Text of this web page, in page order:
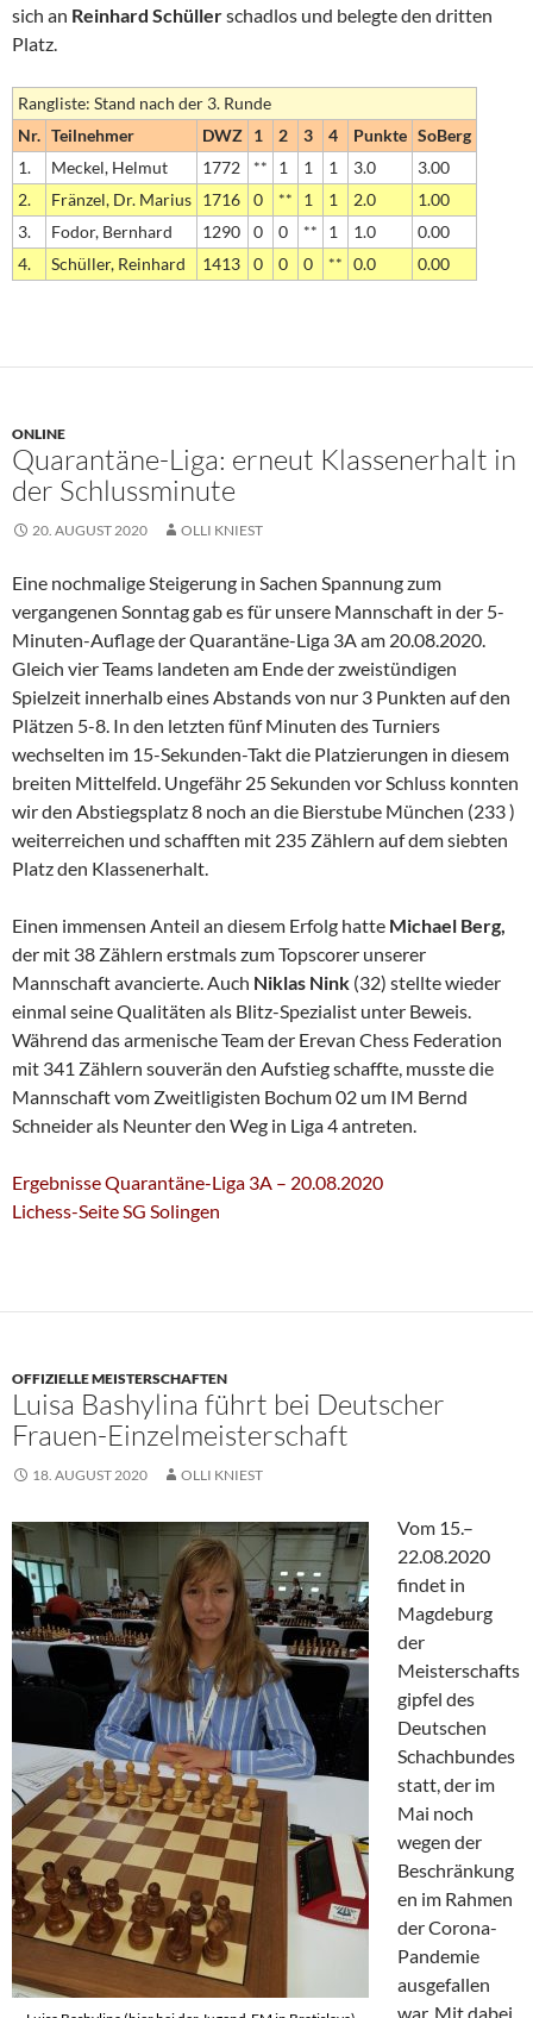
sich an Reinhard Schüllerschadlos und belegte den dritten
Platz.
Rangliste: Stand nach der 3. Runde
Nr. Teilnehmer DWZ 1 2 3 4 Punkte SoBerg
1.
Meckel, Helmut 1772 ** 1 1 1 3.0
3.00
2.
Fränzel, Dr. Marius 1716 0 ** 1 1 2.0
1.00
3.
Fodor, Bernhard 1290 0 0 ** 1 1.0
0.00
4.
Schüller, Reinhard 1413 0 0 0 ** 0.0 0.00
ONLINE
Quarantäne-Liga: erneut Klassenerhalt in
der Schlussminute
20. AUGUST 2020 OLLI KNIEST
Eine nochmalige Steigerung in Sachen Spannung zum
vergangenen Sonntag gab es für unsere Mannschaft in der 5-
Minuten-Auflage der Quarantäne-Liga 3A am 20.08.2020.
Gleich vier Teams landeten am Ende der zweistündigen
Spielzeit innerhalb eines Abstands von nur 3 Punkten auf den
Plätzen 5-8. In den letzten fünf Minuten des Turniers
wechselten im 15-Sekunden-Takt die Platzierungen in diesem
breiten Mittelfeld. Ungefähr 25 Sekunden vor Schluss konnten
wir den Abstiegsplatz 8 noch an die Bierstube München (233 )
weiterreichen und schafften mit 235 Zählern auf dem siebten
Platz den Klassenerhalt.
Einen immensen Anteil an diesem Erfolg hatte Michael Berg,
der mit 38 Zählern erstmals zum Topscorer unserer
Mannschaft avancierte. Auch Niklas Nink (32) stellte wieder
einmal seine Qualitäten als Blitz-Spezialist unter Beweis.
Während das armenische Team der Erevan Chess Federation
mit 341 Zählern souverän den Aufstieg schaffte, musste die
Mannschaft vom Zweitligisten Bochum 02 um IM Bernd
Schneider als Neunter den Weg in Liga 4 antreten.
Ergebnisse Quarantäne-Liga 3A – 20.08.2020
Lichess-Seite SG Solingen
OFFIZIELLE MEISTERSCHAFTEN
Luisa Bashylina führt bei Deutscher
Frauen-Einzelmeisterschaft
18. AUGUST 2020 OLLI KNIEST
Vom 15.–
22.08.2020
findet in
Magdeburg
der
Meisterschafts
gipfel des
Deutschen
Schachbundes
statt, der im
Mai noch
wegen der
Beschränkung
en im Rahmen
der Corona-
Pandemie
ausgefallen
war. Mit dabei